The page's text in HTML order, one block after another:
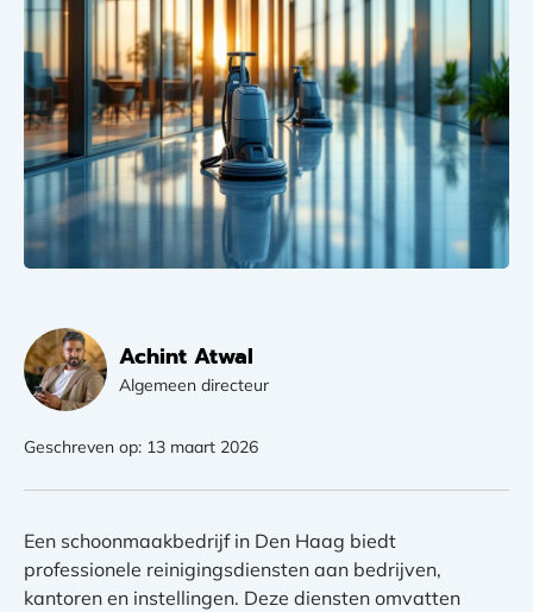
Achint Atwal
Algemeen directeur
Geschreven op: 13 maart 2026
Een schoonmaakbedrijf in Den Haag biedt
professionele reinigingsdiensten aan bedrijven,
kantoren en instellingen. Deze diensten omvatten